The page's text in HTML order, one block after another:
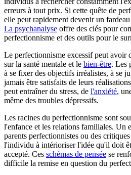
erreurs à tout prix. Si cette quête de
elle peut rapidement devenir un
La psychanalyse offre des clés pour
perfectionnisme et des outils pour le
Le perfectionnisme excessif peut avoir
sur la santé mentale et le bien-être. Les
à se fixer des objectifs irréalistes, à se
jamais être satisfaits de leurs
peut entraîner du stress, de l'anxiété,
même des troubles dépressifs.
Les racines du perfectionnisme sont
l'enfance et les relations familiales. Un
parents perfectionnistes ou des
l'individu à intérioriser l'idée qu'il doit
accepté. Ces schémas de pensée se
difficile la remise en question du